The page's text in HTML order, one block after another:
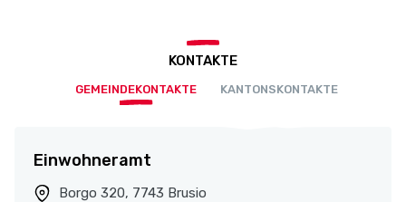
KONTAKTE
GEMEINDEKONTAKTE KANTONSKONTAKTE
Einwohneramt
Borgo 320, 7743 Brusio